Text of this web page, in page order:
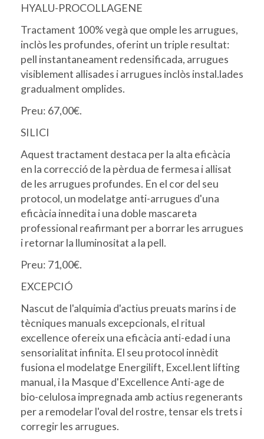
HYALU-PROCOLLAGENE
Tractament 100% vegà que omple les arrugues,
inclòs les profundes, oferint un triple resultat:
pell instantaneament redensificada, arrugues
visiblement allisades i arrugues inclòs instal.lades
gradualment omplides.
Preu: 67,00€.
SILICI
Aquest tractament destaca per la alta eficàcia
en la correcció de la pèrdua de fermesa i allisat
de les arrugues profundes. En el cor del seu
protocol, un modelatge anti-arrugues d'una
eficàcia innedita i una doble mascareta
professional reafirmant per a borrar les arrugues
i retornar la lluminositat a la pell.
Preu: 71,00€.
EXCEPCIÓ
Nascut de l'alquimia d'actius preuats marins i de
tècniques manuals excepcionals, el ritual
excellence ofereix una eficàcia anti-edad i una
sensorialitat infinita. El seu protocol innèdit
fusiona el modelatge Energilift, Excel.lent lifting
manual, i la Masque d'Excellence Anti-age de
bio-celulosa impregnada amb actius regenerants
per a remodelar l'oval del rostre, tensar els trets i
corregir les arrugues.